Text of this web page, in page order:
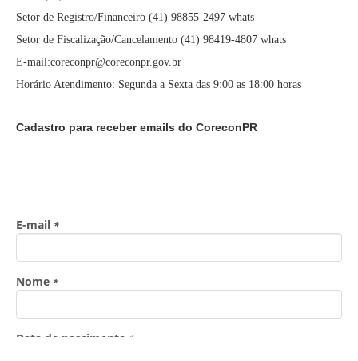
Setor de Registro/Financeiro (41) 98855-2497 whats
Setor de Fiscalização/Cancelamento (41) 98419-4807 whats
E-mail:coreconpr@coreconpr.gov.br
Horário Atendimento: Segunda a Sexta das 9:00 as 18:00 horas
Cadastro para receber emails do CoreconPR